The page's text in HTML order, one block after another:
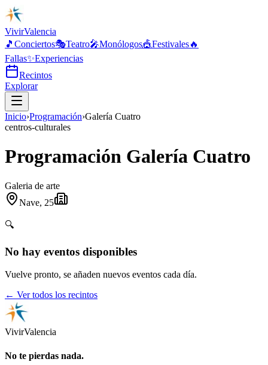
VivirValencia
🎵 Conciertos🎭Teatro🎤Monólogos🎪Festivales🔥
Fallas✨Experiencias
Recintos
Explorar
Inicio›Programación›Galería Cuatro
centros-culturales
Programación Galería Cuatro
Galeria de arte
Nave, 25
🔍
No hay eventos disponibles
Vuelve pronto, se añaden nuevos eventos cada día.
← Ver todos los recintos
VivirValencia
No te pierdas nada.